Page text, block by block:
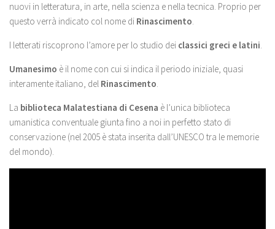
nuovi in letteratura, in arte, nella scienza e nella tecnica. Proprio per
questo verrà indicato col nome di Rinascimento.
I letterati riscoprono l’amore per lo studio dei classici greci e latini.
Umanesimo è il nome con cui si indica il periodo iniziale, quasi
interamente italiano, del Rinascimento.
La biblioteca Malatestiana di Cesena è l’unica biblioteca
umanistica conventuale giunta fino a noi in perfetto stato di
conservazione (nel 2005 è stata inserita dall’UNESCO tra le memorie
del mondo).